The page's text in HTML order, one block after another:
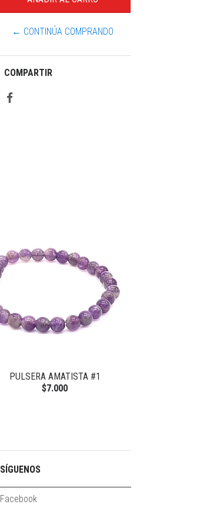
← CONTINÚA COMPRANDO
COMPARTIR
PULSERA AMATISTA #1
$7.000
SÍGUENOS
Facebook